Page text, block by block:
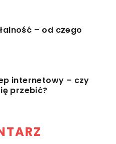
– od czego
internetowy – czy
przebić?